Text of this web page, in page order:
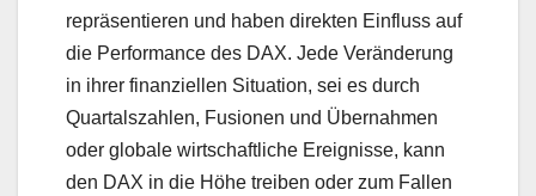
repräsentieren und haben direkten Einfluss auf
die Performance des DAX. Jede Veränderung
in ihrer finanziellen Situation, sei es durch
Quartalszahlen, Fusionen und Übernahmen
oder globale wirtschaftliche Ereignisse, kann
den DAX in die Höhe treiben oder zum Fallen